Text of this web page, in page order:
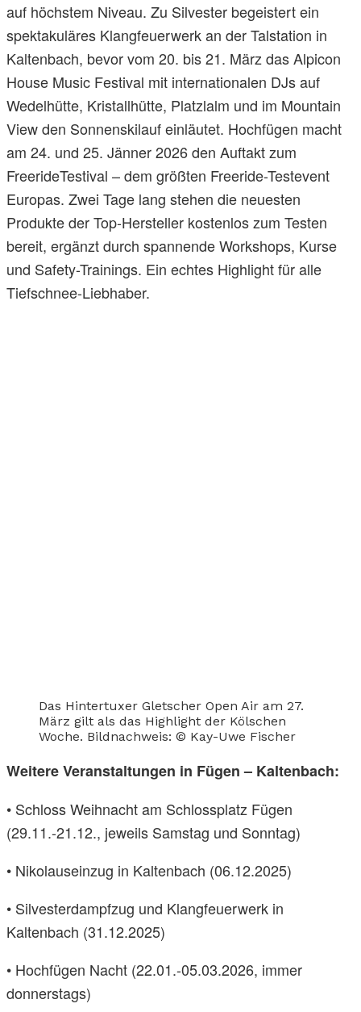
auf höchstem Niveau. Zu Silvester begeistert ein
spektakuläres Klangfeuerwerk an der Talstation in
Kaltenbach, bevor vom 20. bis 21. März das Alpicon
House Music Festival mit internationalen DJs auf
Wedelhütte, Kristallhütte, Platzlalm und im Mountain
View den Sonnenskilauf einläutet. Hochfügen macht
am 24. und 25. Jänner 2026 den Auftakt zum
FreerideTestival – dem größten Freeride-Testevent
Europas. Zwei Tage lang stehen die neuesten
Produkte der Top-Hersteller kostenlos zum Testen
bereit, ergänzt durch spannende Workshops, Kurse
und Safety-Trainings. Ein echtes Highlight für alle
Tiefschnee-Liebhaber.
Das Hintertuxer Gletscher Open Air am 27.
März gilt als das Highlight der Kölschen
Woche. Bildnachweis: © Kay-Uwe Fischer
Weitere Veranstaltungen in Fügen – Kaltenbach:
• Schloss Weihnacht am Schlossplatz Fügen
(29.11.-21.12., jeweils Samstag und Sonntag)
• Nikolauseinzug in Kaltenbach (06.12.2025)
• Silvesterdampfzug und Klangfeuerwerk in
Kaltenbach (31.12.2025)
• Hochfügen Nacht (22.01.-05.03.2026, immer
donnerstags)